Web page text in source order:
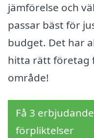
jämförelse och
passar bäst för
budget. Det har
hitta rätt företag
område!
Få 3
förpliktelser